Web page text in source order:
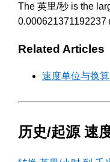
The 英里/秒 is the
0.000621371192237
Related Articles
速度单位与换
历史/起源 速